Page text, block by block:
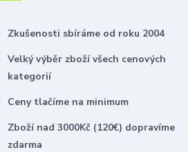
Zkušenosti sbíráme od roku 2004
Velký výběr zboží všech cenových
kategorií
Ceny tlačíme na minimum
Zboží nad 3000Kč (120€) dopravíme
zdarma